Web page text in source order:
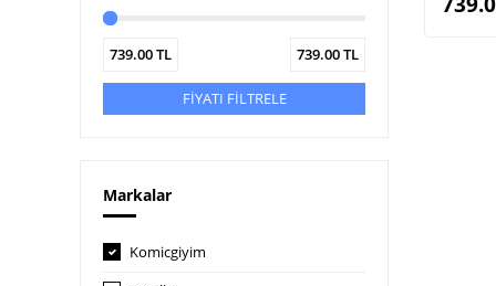
739.00TL 739.00TL
FİYATI FİLTRELE
Markalar
Komicgiyim